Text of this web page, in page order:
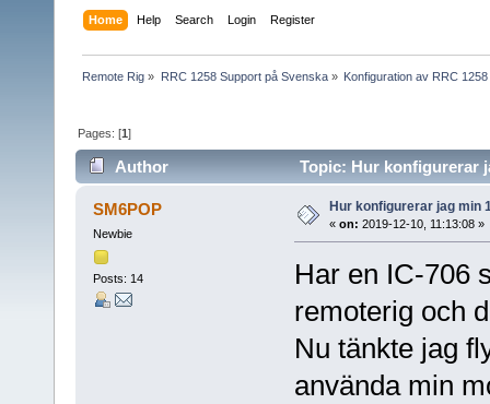
Home Help Search Login Register
Remote Rig » RRC 1258 Support på Svenska» Konfiguration av RRC 1258
Pages: [1]
Author Topic: Hur konfigurerar
SM6POP
Newbie
Posts: 14
Hur konfigurerar jag min
« on: 2019-12-10, 11:13:08 »
Har en IC-706
remoterig och
Nu tänkte jag
använda min